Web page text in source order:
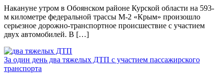
Накануне утром в Обоянском районе Курской области на 593-
м километре федеральной трассы М-2 «Крым» произошло
серьезное дорожно-транспортное происшествие с участием
двух автомобилей. В […]
За один день два тяжелых ДТП с участием пассажирского
транспорта